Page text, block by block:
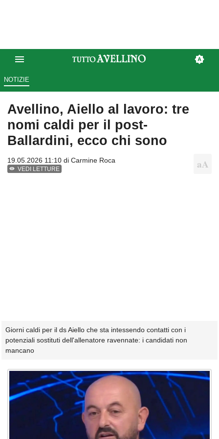
NOTIZIE
Avellino, Aiello al lavoro: tre
nomi caldi per il post-
Ballardini, ecco chi sono
19.05.2026 11:10 di Carmine Roca
VEDI LETTURE
Giorni caldi per il ds Aiello che sta intessendo contatti con i
potenziali sostituti dell'allenatore ravennate: i candidati non
mancano